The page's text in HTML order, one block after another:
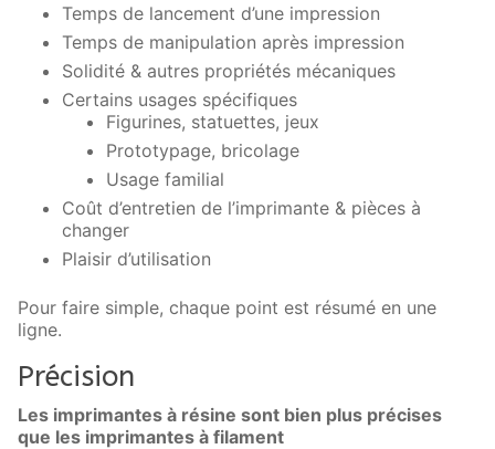
Temps de lancement d’une impression
Temps de manipulation après impression
Solidité & autres propriétés mécaniques
Certains usages spécifiques
Figurines, statuettes, jeux
Prototypage, bricolage
Usage familial
Coût d’entretien de l’imprimante & pièces à
changer
Plaisir d’utilisation
Pour faire simple, chaque point est résumé en une
ligne.
Précision
Les imprimantes à résine sont bien plus précises
que les imprimantes à filament